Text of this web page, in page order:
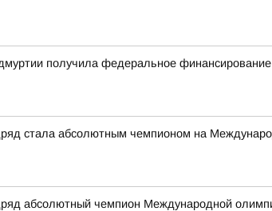
получила федеральное финансирование
стала абсолютным чемпионом на
абсолютный чемпион Международной